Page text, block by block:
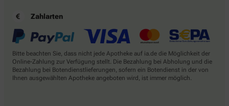
Zahlarten
Bitte beachten Sie, dass nicht jede Apotheke auf ia.de die Möglichkeit der
Online-Zahlung zur Verfügung stellt. Die Bezahlung bei Abholung und die
Bezahlung bei Botendienstlieferungen, sofern ein Botendienst in der von
Ihnen ausgewählten Apotheke angeboten wird, ist immer möglich.